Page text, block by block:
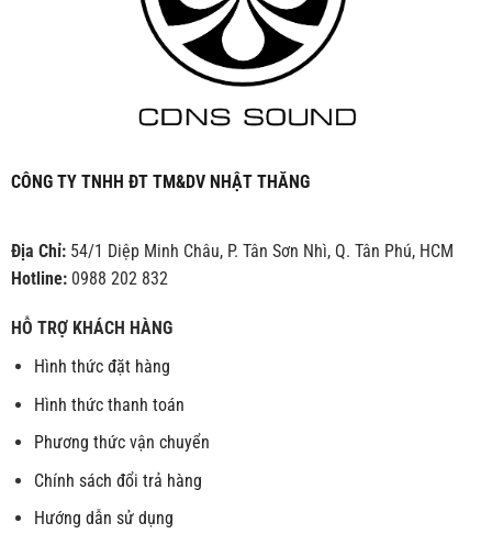
CÔNG TY TNHH ĐT TM&DV NHẬT THĂNG
Địa Chỉ:54/1 Diệp Minh Châu, P. Tân Sơn Nhì, Q. Tân Phú, HCM
Hotline:0988 202 832
HỖ TRỢ KHÁCH HÀNG
Hình thức đặt hàng
Hình thức thanh toán
Phương thức vận chuyển
Chính sách đổi trả hàng
Hướng dẫn sử dụng